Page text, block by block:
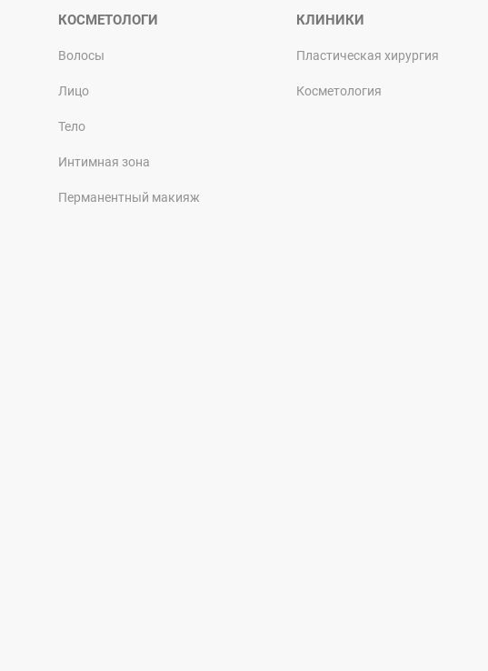
КОСМЕТОЛОГИ
Волосы
Лицо
Тело
Интимная зона
Перманентный макияж
КЛИНИКИ
Пластическая хирургия
Косметология